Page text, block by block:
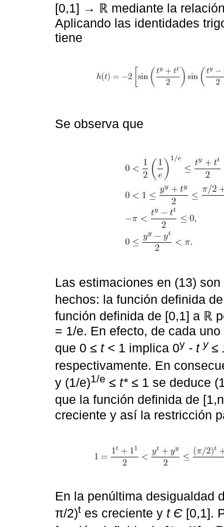
[0,1] → ℝ mediante la
Aplicando las identidades
tiene
Se observa que
Las estimaciones en (13)
hechos: la función definida
función definida de [0,1] a ℝ
= 1/e. En efecto, de cada
que 0 ≤ t < 1 implica 0y - t y ≤
respectivamente. En
y (1/e)1/e ≤ t* ≤ 1 se deduce
que la función definida de
creciente y así la restricción
En la penúltima desigualdad
π/2)t es creciente y t Є [0,1].